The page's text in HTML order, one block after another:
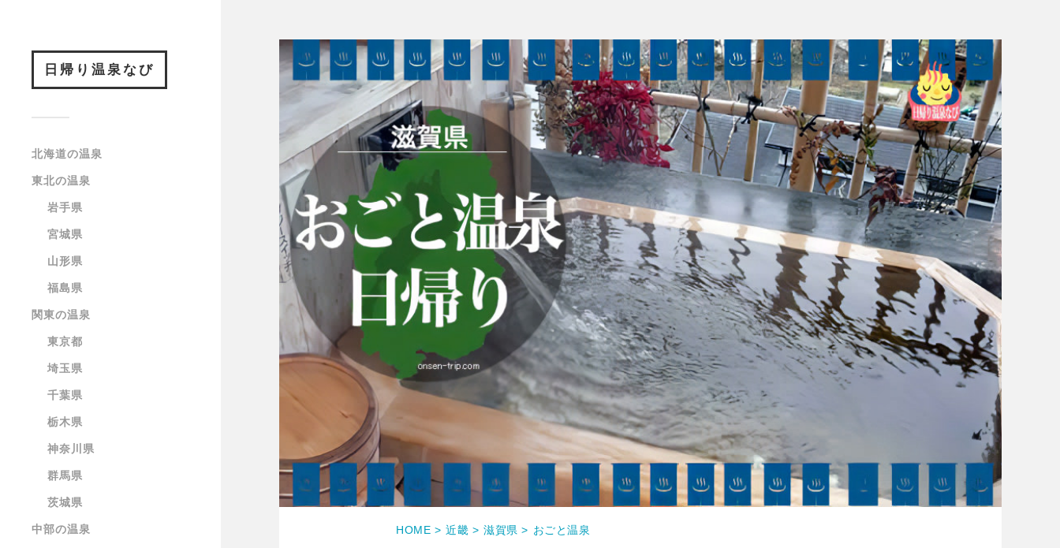
日帰り温泉なび
北海道の温泉
東北の温泉
岩手県
宮城県
山形県
福島県
関東の温泉
東京都
埼玉県
千葉県
栃木県
神奈川県
群馬県
茨城県
中部の温泉 HOME > 近畿 > 滋賀県 > おごと温泉